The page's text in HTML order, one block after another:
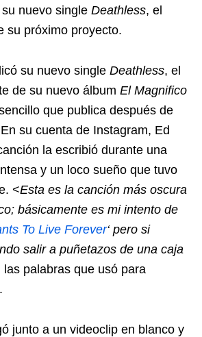
nuevo single Deathless, el
su próximo proyecto.
su nuevo single Deathless, el
de su nuevo álbum El Magnifico
que publica después de
su cuenta de Instagram, Ed
la escribió durante una
y un loco sueño que tuvo
<Esta es la canción más oscura
básicamente es mi intento de
To Live Forever‘ pero si
salir a puñetazos de una caja
las palabras que usó para
junto a un videoclip en blanco y